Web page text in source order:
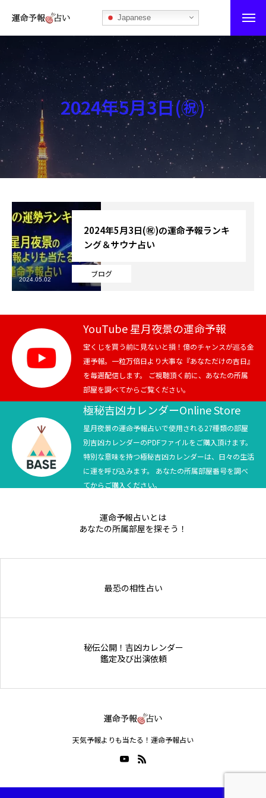
Japanese
運命予報占い
運命予報占いとは
あなたの所属部屋を探そう！
最恐の相性占い
秘伝公開！吉凶カレンダー
記事カテゴリー
ブログ
お知らせ
テニス
スポーツ
競馬
テニス四大大会・五輪
テニス四大大会・五輪
2024年5月3日(㊗)
ブログ
2024年5月3日(㊗)の運命予報ランキ
ング＆サウナ占い
2024.05.02
YouTube 星月夜景の運命予報
宝くじを買う前に見ないと損！億のチャンスが巡る金
運予報。一粒万倍日より大事な『あなただけの吉日』
を毎週配信します。 ご視聴頂く前に、あなたの所属
部屋を調べてからご覧ください。
極秘吉凶カレンダーOnline Store
星月夜景の運命予報占いで使用される27種類の部屋
別吉凶カレンダーのPDFファイルをご購入頂けます。
特別な意味を持つ極秘吉凶カレンダーは、日々の生活
に運を呼び込みます。 あなたの所属部屋番号を調べ
てからご購入ください。
運命予報占いとは
あなたの所属部屋を探そう！
最恐の相性占い
秘伝公開！吉凶カレンダー
鑑定及び出演依頼
天気予報よりも当たる！運命予報占い